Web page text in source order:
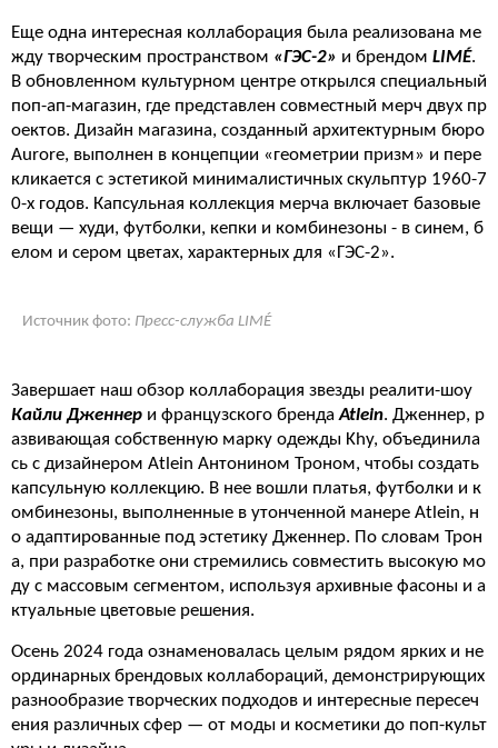
Еще одна интересная коллаборация была реализована ме
жду творческим пространством «ГЭС-2» и брендом LIMÉ.
В обновленном культурном центре открылся специальный
поп-ап-магазин, где представлен совместный мерч двух пр
оектов. Дизайн магазина, созданный архитектурным бюро
Aurore, выполнен в концепции «геометрии призм» и пере
кликается с эстетикой минималистичных скульптур 1960-7
0-х годов. Капсульная коллекция мерча включает базовые
вещи — худи, футболки, кепки и комбинезоны - в синем, б
елом и сером цветах, характерных для «ГЭС-2».
Источник фото: Пресс-служба LIMÉ
Завершает наш обзор коллаборация звезды реалити-шоу
Кайли Дженнер и французского брендаAtlein. Дженнер, р
азвивающая собственную марку одежды Khy, объединила
сь с дизайнером Atlein Антонином Троном, чтобы создать
капсульную коллекцию. В нее вошли платья, футболки и к
омбинезоны, выполненные в утонченной манере Atlein, н
о адаптированные под эстетику Дженнер. По словам Трон
а, при разработке они стремились совместить высокую мо
ду с массовым сегментом, используя архивные фасоны и а
ктуальные цветовые решения.
Осень 2024 года ознаменовалась целым рядом ярких и не
ординарных брендовых коллабораций, демонстрирующих
разнообразие творческих подходов и интересные пересеч
ения различных сфер — от моды и косметики до поп-культ